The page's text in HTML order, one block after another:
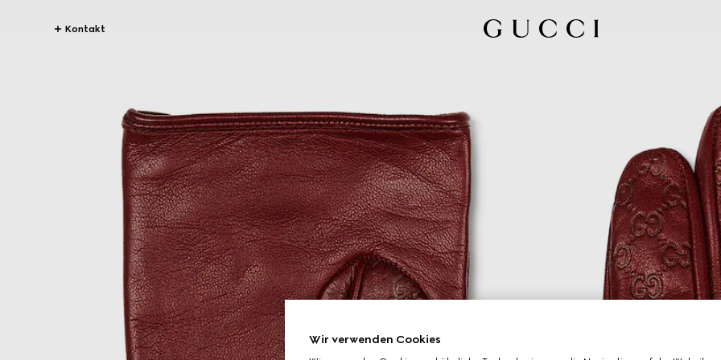
Kontakt
Wir verwenden Cookies